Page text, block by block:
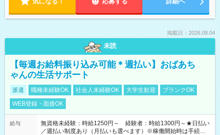
掲載日：2026.08.04
未読
【毎週お給料振り込み可能＊週払い】おばあち
ゃんの生活サポート
派遣 職種未経験OK 社会人未経験OK 大学生歓迎
ブランクOK
WEB登録・面接OK
給与
無資格未経験：時給1250円～ 経験者：時給1300円～★日払い
／週払い制度あり（月払いも選べます）※稼働開始時は手続き完